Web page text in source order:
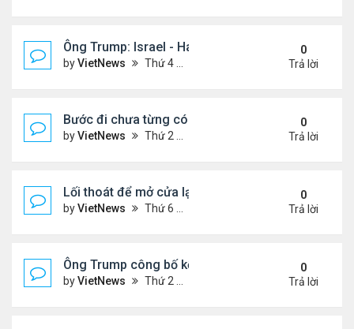
Ông Trump: Israel - Hamas đạt thỏa thuận hòa
byVietNews Thứ 4 Tháng 10 08, 2025 5:38 pm
0
Trả lời
Bước đi chưa từng có của ông Trump khi ký sắc
byVietNews Thứ 2 Tháng 10 06, 2025 5:17 pm
0
Trả lời
Lối thoát để mở cửa lại chính phủ Mỹ
byVietNews Thứ 6 Tháng 10 03, 2025 4:28 pm
0
Trả lời
Ông Trump công bố kế hoạch chấm dứt chiến sự
byVietNews Thứ 2 Tháng 9 29, 2025 4:47 pm
0
Trả lời